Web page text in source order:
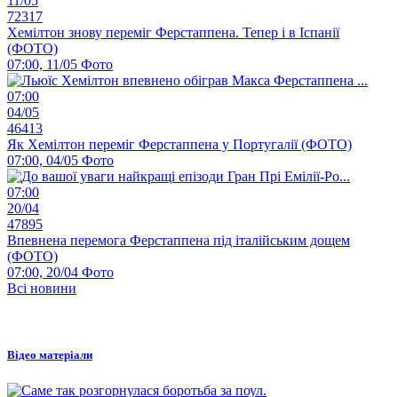
72317
Хемілтон знову переміг Ферстаппена. Тепер і в Іспанії
(ФОТО)
07:00, 11/05 Фото
07:00
04/05
46413
Як Хемілтон переміг Ферстаппена у Португалії (ФОТО)
07:00, 04/05 Фото
07:00
20/04
47895
Впевнена перемога Ферстаппена під італійським дощем
(ФОТО)
07:00, 20/04 Фото
Всі новини
Відео матеріали